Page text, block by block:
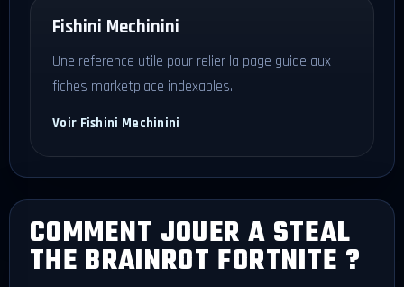
Fishini Mechinini
Une reference utile pour relier la page guide aux
fiches marketplace indexables.
Voir Fishini Mechinini
COMMENT JOUER A STEAL
THE BRAINROT FORTNITE ?